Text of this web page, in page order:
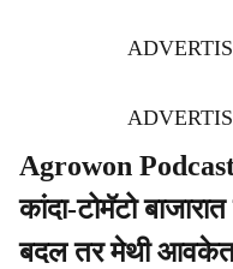
Agrowon Podcast:
कांदा-टोमॅटो
बदल तर मेथी आवकेत